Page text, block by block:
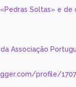
Soltas» e de
da Associação
profile/